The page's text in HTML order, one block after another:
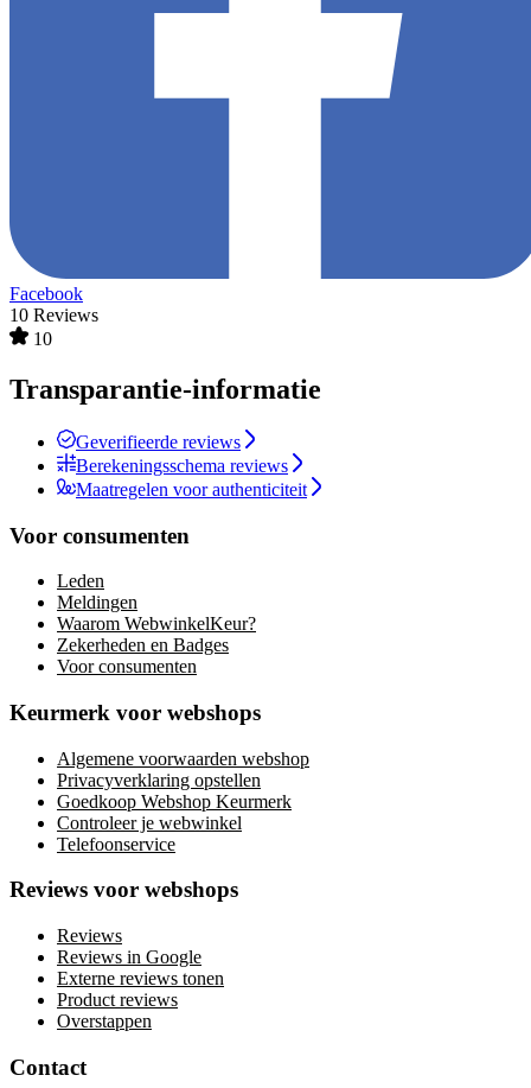
Facebook
10 Reviews
10
Transparantie-informatie
Geverifieerde reviews
Berekeningsschema reviews
Maatregelen voor authenticiteit
Voor consumenten
Leden
Meldingen
Waarom WebwinkelKeur?
Zekerheden en Badges
Voor consumenten
Keurmerk voor webshops
Algemene voorwaarden webshop
Privacyverklaring opstellen
Goedkoop Webshop Keurmerk
Controleer je webwinkel
Telefoonservice
Reviews voor webshops
Reviews
Reviews in Google
Externe reviews tonen
Product reviews
Overstappen
Contact